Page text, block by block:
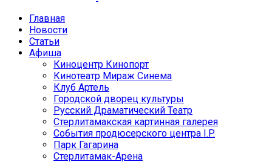
Главная
Новости
Статьи
Афиша
Киноцентр Кинопорт
Кинотеатр Мираж Синема
Клуб Артель
Городской дворец культуры
Русский Драматический Театр
Стерлитамакская картинная галерея
События продюсерского центра I.P.
Парк Гагарина
Стерлитамак-Арена